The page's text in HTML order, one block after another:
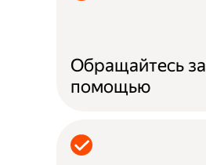
Обращайтесь за
помощью